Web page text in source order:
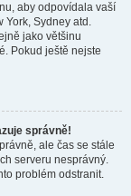
aby odpovídala vaší
York, Sydney atd.
jako většinu
Pokud ještě nejste
správně!
ale čas se stále
serveru nesprávný.
problém odstranit.